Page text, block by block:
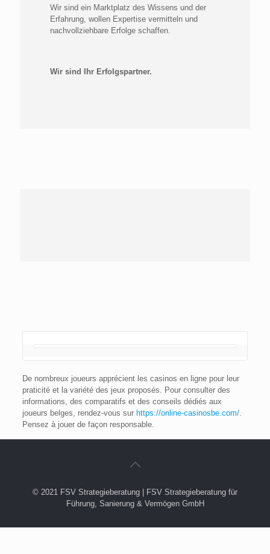
Wir sind ein Marktplatz des Wissens und der
Erfahrung, wollen Expertise vermitteln und
nachvollziehbare Erfolge schaffen.
Wir sind Ihr Erfolgspartner.
De nombreux joueurs apprécient les casinos en ligne pour leur
praticité et la variété des jeux proposés. Pour consulter des
informations, des comparatifs et des conseils dédiés aux
joueurs belges, rendez-vous sur https://online-casinosbe.com/.
Pensez à jouer de façon responsable.
© 2021 FSV Strategieberatung | FSV Strategieberatung für
Führung, Sanierung & Vermögen GmbH